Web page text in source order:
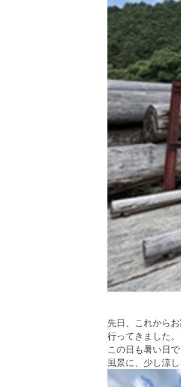
先日、これから
行ってきました。
この日も暑い日
風景に、少し涼